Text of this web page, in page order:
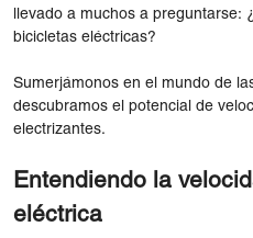
llevado a muchos a preguntarse:
bicicletas eléctricas?
Sumerjámonos en el mundo de
descubramos el potencial de
electrizantes.
Entendiendo la
eléctrica